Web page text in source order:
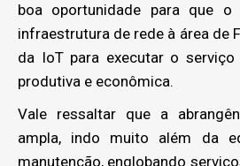
boa oportunidade para que o
infraestrutura de rede à área de
da IoT para executar o
produtiva e econômica.
Vale ressaltar que a
ampla, indo muito além da
manutenção, englobando